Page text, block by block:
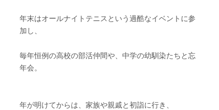
年末はオールナイトテニスという過酷なイベントに参
加し、
毎年恒例の高校の部活仲間や、中学の幼馴染たちと忘
年会。
年が明けてからは、家族や親戚と初詣に行き、